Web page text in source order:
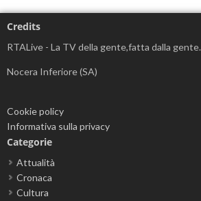
Credits
RTALive - La TV della gente,fatta dalla gente.
Nocera Inferiore (SA)
Cookie policy
Informativa sulla privacy
Categorie
Attualità
Cronaca
Cultura